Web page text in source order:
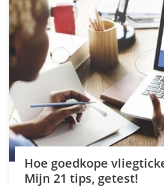
Hoe goedkope
Mijn 21 tips, getest!